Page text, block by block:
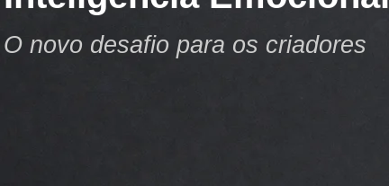
O novo desafio para os criadores